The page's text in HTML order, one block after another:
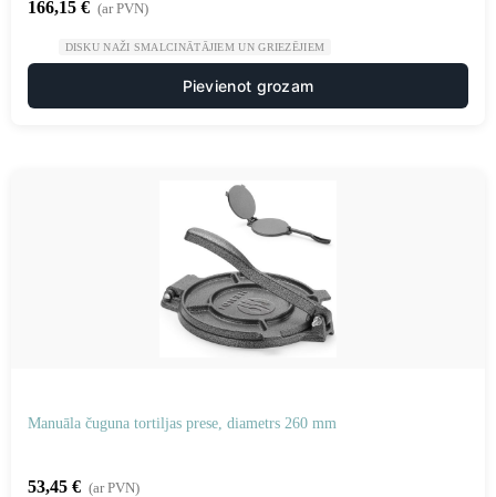
166,15 € (ar PVN)
DISKU NAŽI SMALCINĀTĀJIEM UN GRIEZĒJIEM
Pievienot grozam
Manuāla čuguna tortiljas prese, diametrs 260 mm
53,45 € (ar PVN)